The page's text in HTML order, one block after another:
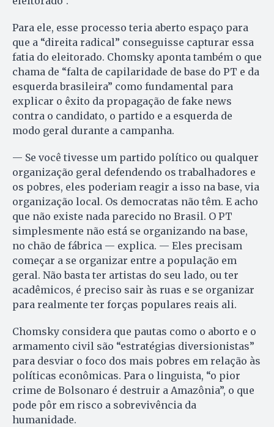
Para ele, esse processo teria aberto espaço para
que a “direita radical” conseguisse capturar essa
fatia do eleitorado. Chomsky aponta também o que
chama de “falta de capilaridade de base do PT e da
esquerda brasileira” como fundamental para
explicar o êxito da propagação de fake news
contra o candidato, o partido e a esquerda de
modo geral durante a campanha.
— Se você tivesse um partido político ou qualquer
organização geral defendendo os trabalhadores e
os pobres, eles poderiam reagir a isso na base, via
organização local. Os democratas não têm. E acho
que não existe nada parecido no Brasil. O PT
simplesmente não está se organizando na base,
no chão de fábrica — explica. — Eles precisam
começar a se organizar entre a população em
geral. Não basta ter artistas do seu lado, ou ter
acadêmicos, é preciso sair às ruas e se organizar
para realmente ter forças populares reais ali.
Chomsky considera que pautas como o aborto e o
armamento civil são “estratégias diversionistas”
para desviar o foco dos mais pobres em relação às
políticas econômicas. Para o linguista, “o pior
crime de Bolsonaro é destruir a Amazônia”, o que
pode pôr em risco a sobrevivência da
humanidade.